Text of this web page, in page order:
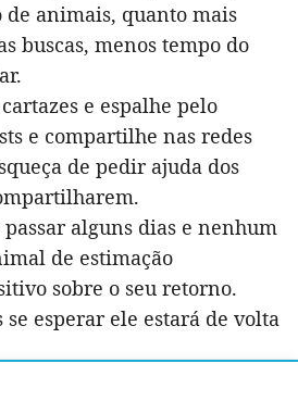
animais, quanto mais
buscas, menos tempo do
e espalhe pelo
e compartilhe nas redes
de pedir ajuda dos
passar alguns dias e nenhum
de estimação
sobre o seu retorno.
se esperar ele estará de volta